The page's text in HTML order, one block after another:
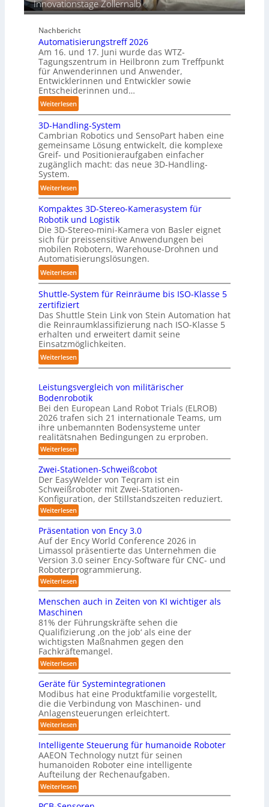
r
o
b
o
t
t
ä
i
g
e
P
o
l
y
m
e
r
l
a
g
e
r
f
ü
r
T
a
u
h
r
o
b
o
t
e
Innovationstage Zollernalb
Nachbericht
Automatisierungstreff 2026
Am 16. und 17. Juni wurde das WTZ-
Tagungszentrum in Heilbronn zum Treffpunkt
für Anwenderinnen und Anwender,
Entwicklerinnen und Entwickler sowie
Entscheiderinnen und…
Weiterlesen:
A
u
t
o
m
t
i
s
i
e
r
u
n
g
s
t
r
e
f
f
0
6
3D-Handling-System
Cambrian Robotics und SensoPart haben eine
gemeinsame Lösung entwickelt, die komplexe
Greif- und Positionieraufgaben einfacher
zugänglich macht: das neue 3D-Handling-
System.
Weiterlesen:
3
D
-
H
a
n
d
l
n
g
-
S
y
s
t
m
Kompaktes 3D-Stereo-Kamerasystem für
Robotik und Logistik
Die 3D-Stereo-mini-Kamera von Basler eignet
sich für preissensitive Anwendungen bei
mobilen Robotern, Warehouse-Drohnen und
Automatisierungslösungen.
Weiterlesen:
K
o
m
p
a
k
t
e
3
D
-
S
t
e
r
e
o
-
K
a
m
e
r
a
s
y
s
t
e
m
f
ü
r
R
o
b
o
t
i
u
n
d
L
o
Shuttle-System für Reinräume bis ISO-Klasse 5
zertifiziert
Das Shuttle Stein Link von Stein Automation hat
die Reinraumklassifizierung nach ISO-Klasse 5
erhalten und erweitert damit seine
Einsatzmöglichkeiten.
Weiterlesen:
S
u
t
t
l
e
-
S
y
s
t
e
m
f
ü
r
R
e
i
r
ä
u
m
e
b
i
s
I
S
O
-
K
l
a
s
s
Leistungsvergleich von militärischer
Bodenrobotik
Bei den European Land Robot Trials (ELROB)
2026 trafen sich 21 internationale Teams, um
ihre unbemannten Bodensysteme unter
realitätsnahen Bedingungen zu erproben.
Weiterlesen:
L
e
i
s
t
u
n
g
s
v
e
r
g
l
e
i
c
h
v
o
n
m
i
l
i
t
ä
r
i
s
c
h
e
r
B
o
d
e
n
r
o
Zwei-Stationen-Schweißcobot
Der EasyWelder von Teqram ist ein
Schweißroboter mit Zwei-Stationen-
Konfiguration, der Stillstandszeiten reduziert.
Weiterlesen:
Z
w
e
i
-
S
t
a
t
i
o
n
e
n
-
S
c
h
w
i
ß
c
o
b
o
t
Präsentation von Ency 3.0
Auf der Ency World Conference 2026 in
Limassol präsentierte das Unternehmen die
Version 3.0 seiner Ency-Software für CNC- und
Roboterprogrammierung.
Weiterlesen:
P
ä
s
e
n
t
a
t
i
o
n
v
o
n
E
n
c
y
3
.
0
Menschen auch in Zeiten von KI wichtiger als
Maschinen
81% der Führungskräfte sehen die
Qualifizierung ‚on the job‘ als eine der
wichtigsten Maßnahmen gegen den
Fachkräftemangel.
Weiterlesen:
M
n
s
c
h
e
n
u
c
h
i
n
Z
e
Geräte für Systemintegrationen
Modibus hat eine Produktfamilie vorgestellt,
die die Verbindung von Maschinen- und
Anlagensteuerungen erleichtert.
Weiterlesen:
G
e
r
ä
t
e
f
ü
Intelligente Steuerung für humanoide Roboter
AAEON Technology nutzt für seinen
humanoiden Roboter eine intelligente
Aufteilung der Rechenaufgaben.
Weiterlesen:
I